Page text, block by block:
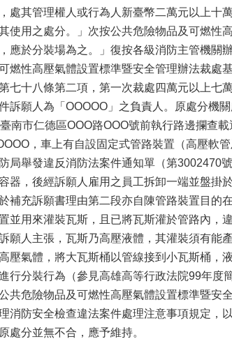
處其管理權人或行為人新臺幣二萬元以上十
使用之處分。」次按公共危險物品及可燃性
應於分裝場為之。」復按各級消防主管機關
燃性高壓氣體設置標準暨安全管理辦法裁處
七十八條第二項，第一次裁處四萬元以上七萬
訴願人為「OOOOO」之負責人。原處分機
南市仁德區OOO路OOO號前執行路邊攔查
，車上有自設固定式管路裝置（高壓軟
局舉發違反消防法案件通知單（第3002470
器，後經訴願人雇用之員工拆卸一端並盤掛
補充訴願書理由第二段亦自陳管路裝置目的
並用來灌裝瓦斯，且已將瓦斯灌於管路內，
願人主張，瓦斯乃高壓液體，其灌裝須有能
壓氣體，將大瓦斯桶以管線接到小瓦斯桶，
行分裝行為（參見高雄高等行政法院99年度
共危險物品及可燃性高壓氣體設置標準暨安
消防安全檢查違法案件處理注意事項規定，
處分並無不合，應予維持。